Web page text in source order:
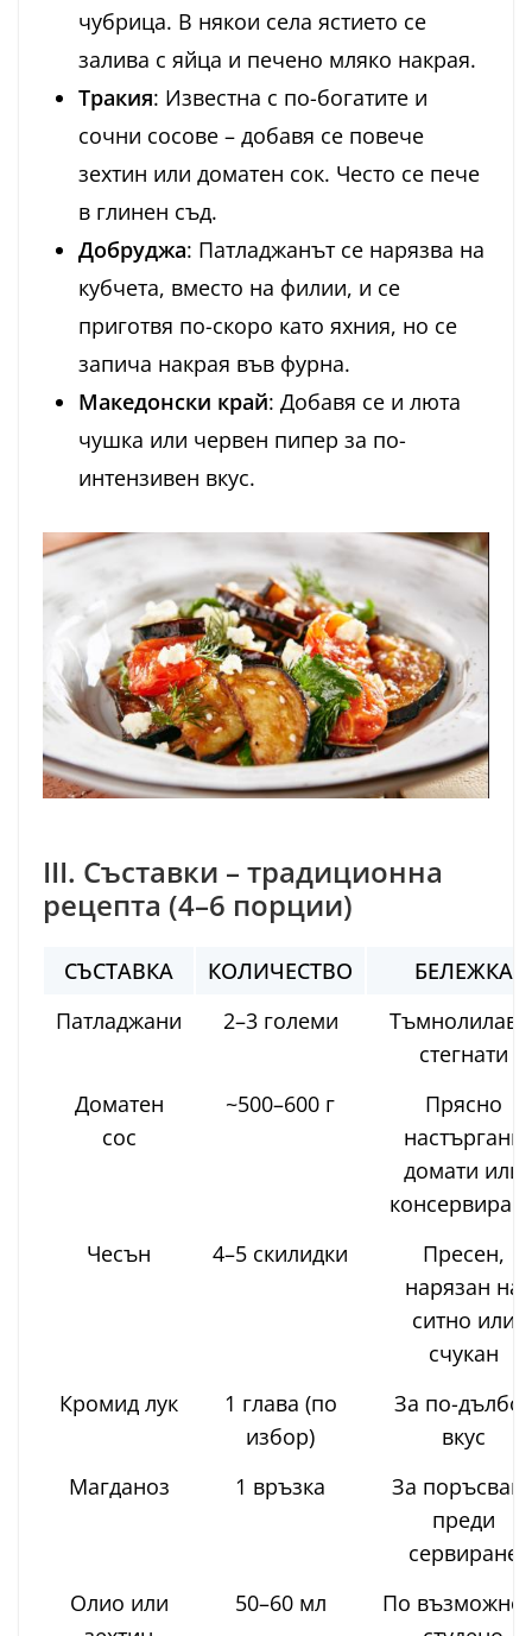
чубрица. В някои села ястието се
залива с яйца и печено мляко накрая.
Тракия: Известна с по-богатите и
сочни сосове – добавя се повече
зехтин или доматен сок. Често се пече
в глинен съд.
Добруджа: Патладжанът се нарязва на
кубчета, вместо на филии, и се
приготвя по-скоро като яхния, но се
запича накрая във фурна.
Македонски край: Добавя се и люта
чушка или червен пипер за по-
интензивен вкус.
III. Съставки – традиционна
рецепта (4–6 порции)
СЪСТАВКА КОЛИЧЕСТВО
БЕЛЕЖКА
Патладжани
2–3 големи
стегнати
Доматен
сос
~500–600 г
Прясно
настъргани
домати или
Чесън
4–5 скилидки
Пресен,
нарязан на
ситно или
счукан
Кромид лук
1 глава (по
избор)
За по-дълбок
вкус
Магданоз
1 връзка
За
преди
сервиране
Олио или
50–60 мл
По